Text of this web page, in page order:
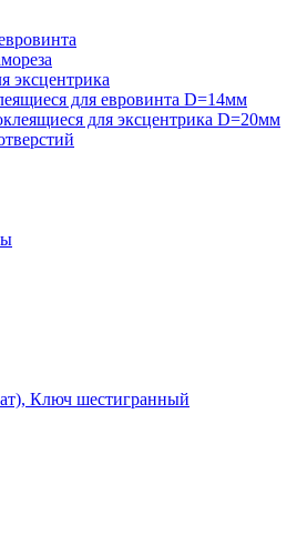
эксцентрика
для евровинта D=14мм
для эксцентрика D=20мм
Ключ шестигранный